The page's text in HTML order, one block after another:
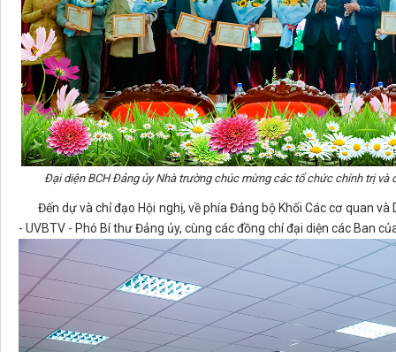
Đại diện BCH Đảng ủy Nhà trường chúc mừng các tổ chức chính trị và
Đến dự và chỉ đạo Hội nghị, về phía Đảng bộ Khối Các cơ quan và
- UVBTV - Phó Bí thư Đảng ủy, cùng các đồng chí đại diện các Ban